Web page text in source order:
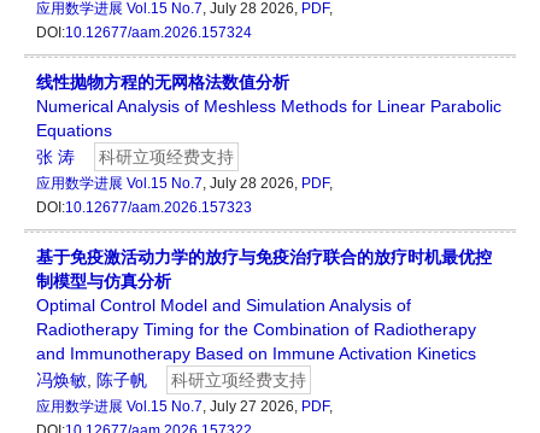
应用数学进展 Vol.15 No.7 , July 28 2026, PDF,
DOI:10.12677/aam.2026.157324
线性抛物方程的无网格法数值分析
Numerical Analysis of Meshless Methods for Linear Parabolic
Equations
张 涛
科研立项经费支持
应用数学进展 Vol.15 No.7 , July 28 2026, PDF,
DOI:10.12677/aam.2026.157323
基于免疫激活动力学的放疗与免疫治疗联合的放疗时机最优控
制模型与仿真分析
Optimal Control Model and Simulation Analysis of
Radiotherapy Timing for the Combination of Radiotherapy
and Immunotherapy Based on Immune Activation Kinetics
冯焕敏 陈子帆 科研立项经费支持
应用数学进展 Vol.15 No.7 , July 27 2026, PDF,